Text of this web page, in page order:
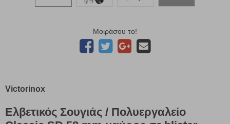
Μοιράσου το!
Victorinox
Ελβετικός Σουγιάς / Πολυεργαλείο